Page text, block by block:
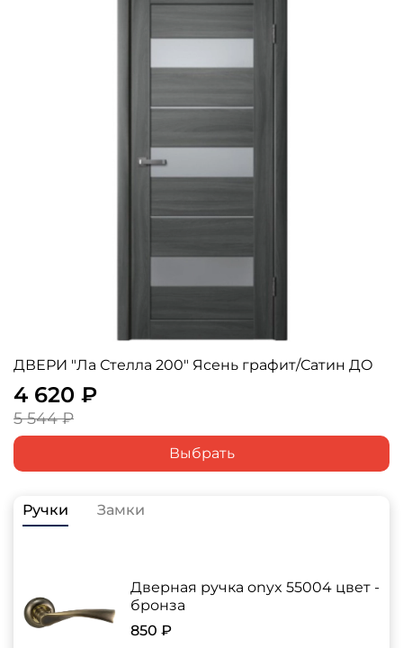
ДВЕРИ "Ла Стелла 200" Ясень графит/Сатин ДО
4 620 ₽
5 544 ₽
Выбрать
Ручки Замки
Дверная ручка onyx 55004 цвет -
бронза
850 ₽